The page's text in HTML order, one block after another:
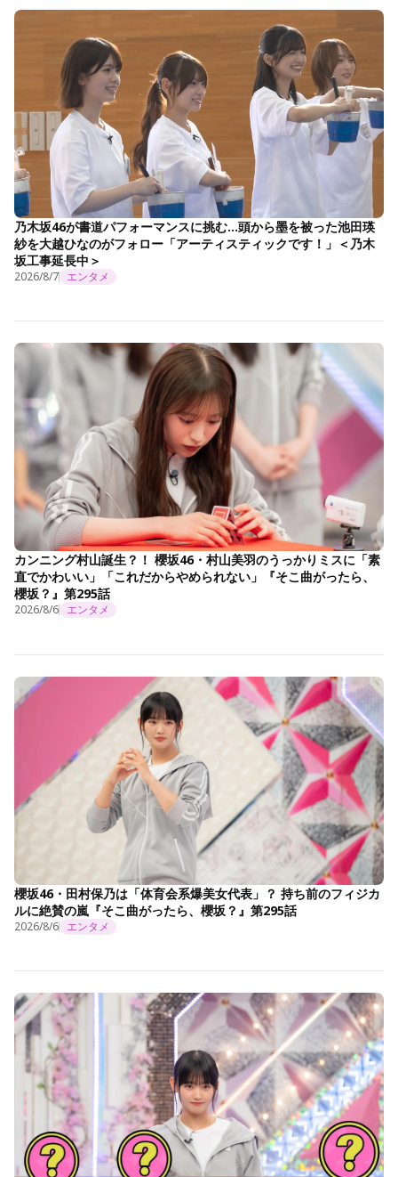
乃木坂46が書道パフォーマンスに挑む…頭から墨を被った池田瑛
紗を大越ひなのがフォロー「アーティスティックです！」＜乃木
坂工事延長中＞
2026/8/7 エンタメ
カンニング村山誕生？！ 櫻坂46・村山美羽のうっかりミスに「素
直でかわいい」「これだからやめられない」『そこ曲がったら、
櫻坂？』第295話
2026/8/6 エンタメ
櫻坂46・田村保乃は「体育会系爆美女代表」？ 持ち前のフィジカ
ルに絶賛の嵐『そこ曲がったら、櫻坂？』第295話
2026/8/6 エンタメ